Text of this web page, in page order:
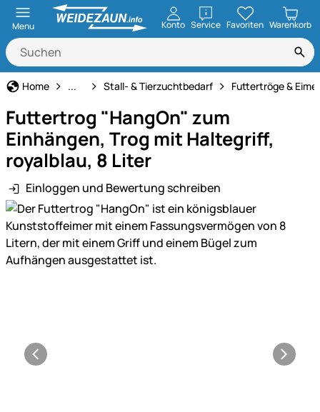
Menu Konto ServiceöffnenFavoriten Warenkorb
Home Haus und Hof
... Stall- & Tierzuchtbedarf Futtertröge & Eimer
Futtertrog "HangOn" zum
Einhängen, Trog mit Haltegriff,
royalblau, 8 Liter
Einloggen und Bewertung schreiben
Produktgalerie